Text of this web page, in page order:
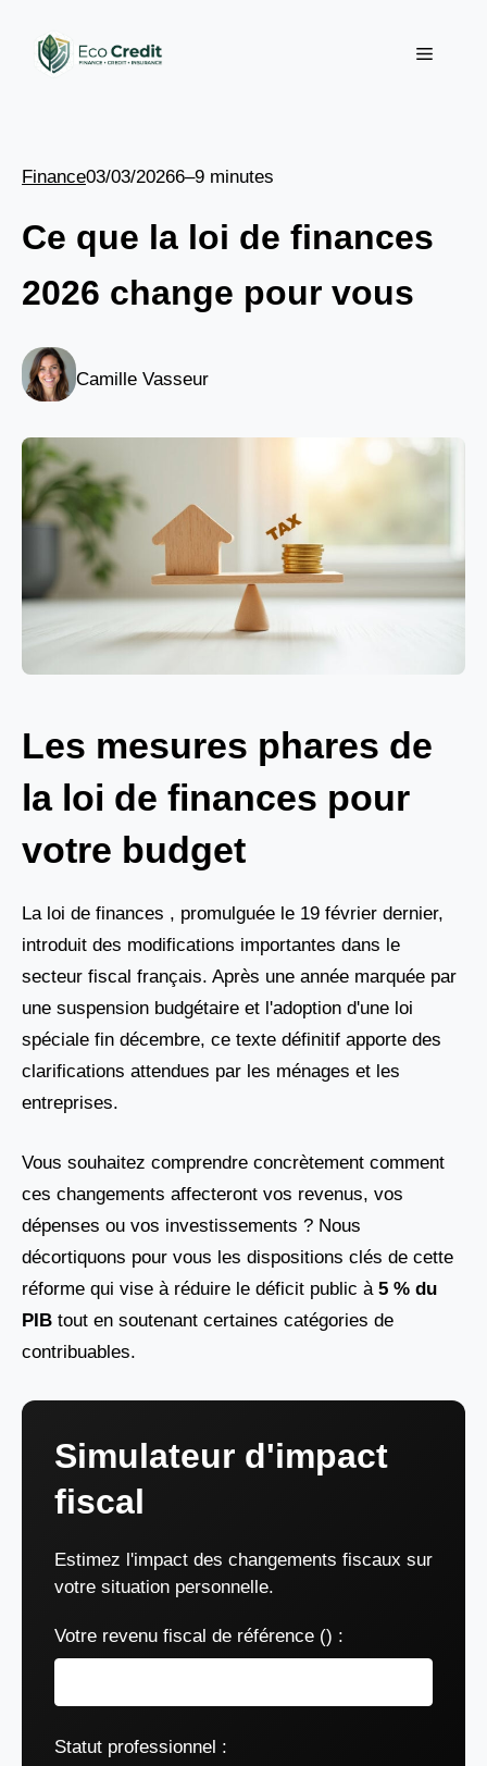
contenu
Menu
Finance03/03/20266–9 minutes
Ce que la loi de finances
2026 change pour vous
Camille Vasseur
Les mesures phares de
la loi de finances pour
votre budget
La loi de finances , promulguée le 19 février dernier,
introduit des modifications importantes dans le
secteur fiscal français. Après une année marquée par
une suspension budgétaire et l'adoption d'une loi
spéciale fin décembre, ce texte définitif apporte des
clarifications attendues par les ménages et les
entreprises.
Vous souhaitez comprendre concrètement comment
ces changements affecteront vos revenus, vos
dépenses ou vos investissements ? Nous
décortiquons pour vous les dispositions clés de cette
réforme qui vise à réduire le déficit public à 5 % du
PIB tout en soutenant certaines catégories de
contribuables.
Simulateur d'impact
fiscal
Estimez l'impact des changements fiscaux sur
votre situation personnelle.
Votre revenu fiscal de référence () :
Statut professionnel :